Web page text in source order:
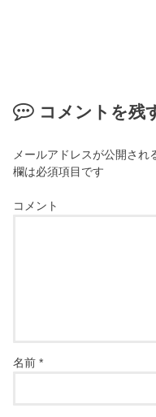
コメントを残
メールアドレスが公開され
欄は必須項目です
コメント
名前*